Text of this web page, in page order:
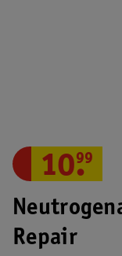
Repair
10.
99